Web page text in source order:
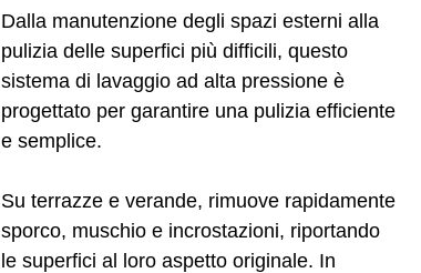
Dalla manutenzione degli spazi esterni alla
pulizia delle superfici più difficili, questo
sistema di lavaggio ad alta pressione è
progettato per garantire una pulizia efficiente
e semplice.
Su terrazze e verande, rimuove rapidamente
sporco, muschio e incrostazioni, riportando
le superfici al loro aspetto originale. In